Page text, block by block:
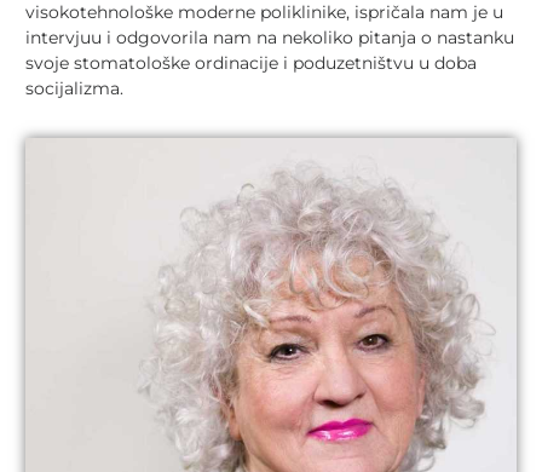
visokotehnološke moderne poliklinike, ispričala nam je u
intervjuu i odgovorila nam na nekoliko pitanja o nastanku
svoje stomatološke ordinacije i poduzetništvu u doba
socijalizma.